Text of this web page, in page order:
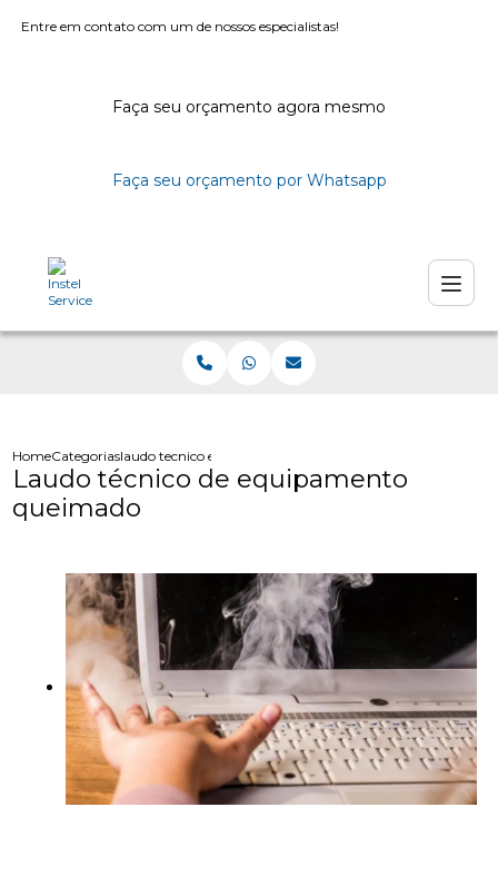
Entre em contato com um de nossos especialistas!
Faça seu orçamento agora mesmo
Faça seu orçamento por Whatsapp
HomeCategoriaslaudo tecnico equipamento queimado
Laudo técnico de equipamento
queimado